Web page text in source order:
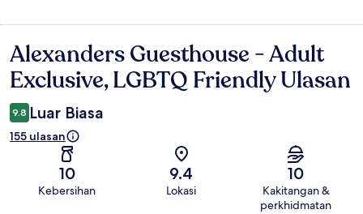
Ulasan
Alexanders Guesthouse - Adult
Exclusive, LGBTQ Friendly Ulasan
9.8 Luar Biasa
155 ulasan
10
Kebersihan
9.4
Lokasi
10
Kakitangan &
perkhidmatan